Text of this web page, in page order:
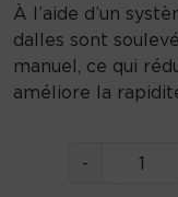
À l’aide d’un
dalles sont
manuel, ce qui
améliore la
-